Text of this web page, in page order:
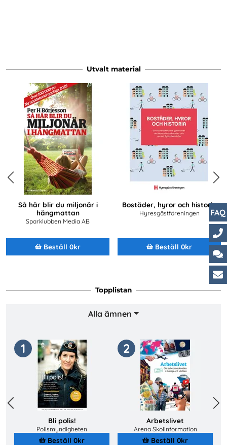
Utvalt material
Så här blir du miljonär i
hängmattan
Sparklubben Media AB
Beställ 0kr
Bostäder, hyror och historia
Hyresgästföreningen
Beställ 0kr
Previous Next
Topplistan
Alla ämnen
1
Bli polis!
Polismyndigheten
Beställ 0kr
2
Arbetslivet
Arena Skolinformation
Beställ 0kr
Previous Next
FAQ